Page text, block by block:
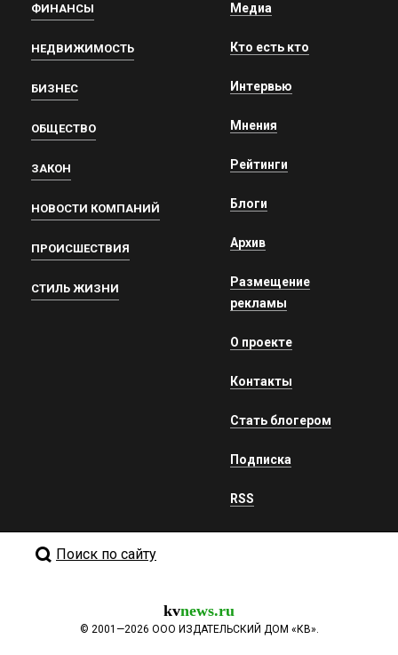
ФИНАНСЫ
НЕДВИЖИМОСТЬ
БИЗНЕС
ОБЩЕСТВО
ЗАКОН
НОВОСТИ КОМПАНИЙ
ПРОИСШЕСТВИЯ
СТИЛЬ ЖИЗНИ
Медиа
Кто есть кто
Интервью
Мнения
Рейтинги
Блоги
Архив
Размещение
рекламы
О проекте
Контакты
Стать блогером
Подписка
RSS
Поиск по сайту
kvnews.ru
© 2001—2026 ООО ИЗДАТЕЛЬСКИЙ ДОМ «КВ».